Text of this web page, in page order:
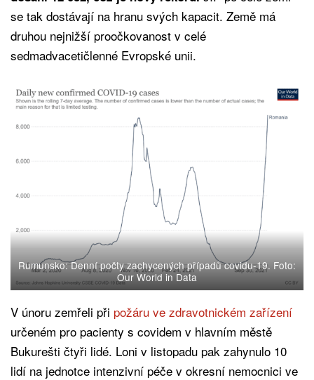
se tak dostávají na hranu svých kapacit. Země má
druhou nejnižší proočkovanost v celé
sedmadvacetičlenné Evropské unii.
Rumunsko: Denní počty zachycených případů covidu-19. Foto:
Our World in Data
V únoru zemřeli při požáru ve zdravotnickém zařízení
určeném pro pacienty s covidem v hlavním městě
Bukurešti čtyři lidé. Loni v listopadu pak zahynulo 10
lidí na jednotce intenzivní péče v okresní nemocnici ve